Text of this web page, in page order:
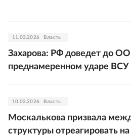
11.03.2026 Власть
Захарова: РФ доведет до
преднамеренном ударе ВСУ
10.03.2026 Власть
Москалькова призвала
структуры отреагировать